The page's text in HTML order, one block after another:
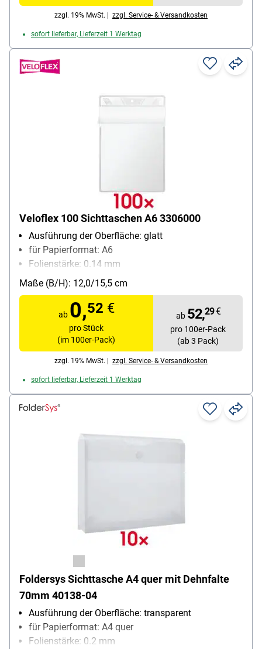
zzgl. 19% MwSt. | zzgl. Service- & Versandkosten
sofort lieferbar, Lieferzeit 1 Werktag
Veloflex 100 Sichttaschen A6 3306000
Ausführung der Oberfläche: glatt
für Papierformat: A6
Folienstärke: 0.14 mm
Material: PP-Folie
Inhalt pro Pack: 100 Stück
Maße (B/H): 12,0/15,5 cm
ab 0,52 €
pro Stück
(im 100er-Pack)
ab 52,29€
pro 100er-Pack
(ab 3 Pack)
zzgl. 19% MwSt. | zzgl. Service- & Versandkosten
sofort lieferbar, Lieferzeit 1 Werktag
Foldersys Sichttasche A4 quer mit Dehnfalte
70mm 40138-04
Ausführung der Oberfläche: transparent
für Papierformat: A4 quer
Folienstärke: 0.2 mm